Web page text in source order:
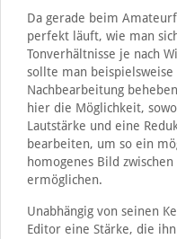
Da gerade beim
perfekt läuft, wie man
Tonverhältnisse je nach
sollte man
Nachbearbeitung
hier die Möglichkeit,
Lautstärke und eine
bearbeiten, um so ein
homogenes Bild
ermöglichen.
Unabhängig von seinen
Editor eine Stärke, die